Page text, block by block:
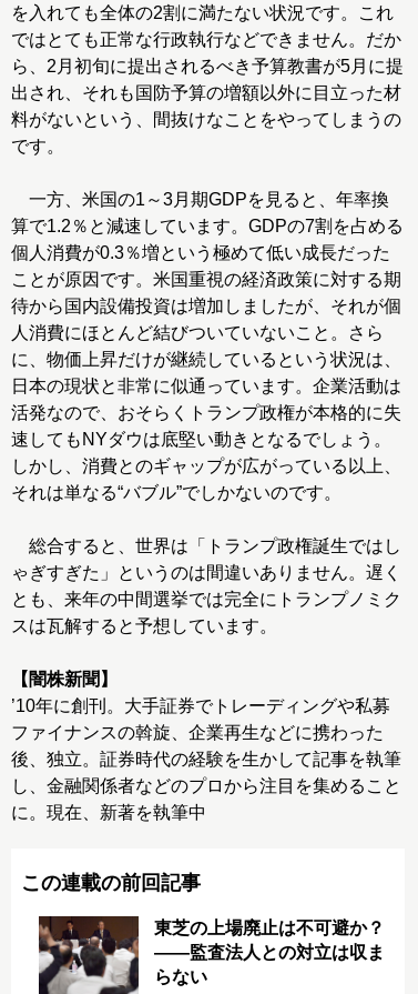
を入れても全体の2割に満たない状況です。これ
ではとても正常な行政執行などできません。だか
ら、2月初旬に提出されるべき予算教書が5月に提
出され、それも国防予算の増額以外に目立った材
料がないという、間抜けなことをやってしまうの
です。
一方、米国の1～3月期GDPを見ると、年率換
算で1.2％と減速しています。GDPの7割を占める
個人消費が0.3％増という極めて低い成長だった
ことが原因です。米国重視の経済政策に対する期
待から国内設備投資は増加しましたが、それが個
人消費にほとんど結びついていないこと。さら
に、物価上昇だけが継続しているという状況は、
日本の現状と非常に似通っています。企業活動は
活発なので、おそらくトランプ政権が本格的に失
速してもNYダウは底堅い動きとなるでしょう。
しかし、消費とのギャップが広がっている以上、
それは単なる“バブル”でしかないのです。
総合すると、世界は「トランプ政権誕生ではし
ゃぎすぎた」というのは間違いありません。遅く
とも、来年の中間選挙では完全にトランプノミク
スは瓦解すると予想しています。
【闇株新聞】
’10年に創刊。大手証券でトレーディングや私募
ファイナンスの斡旋、企業再生などに携わった
後、独立。証券時代の経験を生かして記事を執筆
し、金融関係者などのプロから注目を集めること
に。現在、新著を執筆中
この連載の前回記事
東芝の上場廃止は不可避か？
――監査法人との対立は収ま
らない